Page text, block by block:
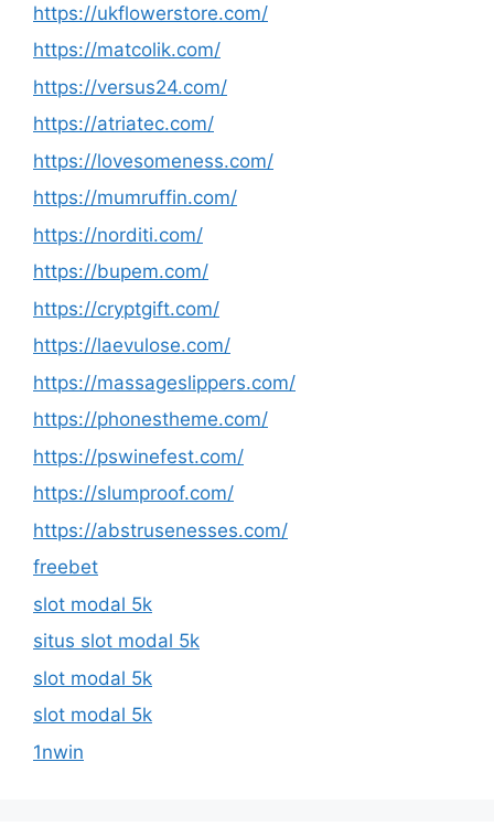
https://ukflowerstore.com/
https://matcolik.com/
https://versus24.com/
https://atriatec.com/
https://lovesomeness.com/
https://mumruffin.com/
https://norditi.com/
https://bupem.com/
https://cryptgift.com/
https://laevulose.com/
https://massageslippers.com/
https://phonestheme.com/
https://pswinefest.com/
https://slumproof.com/
https://abstrusenesses.com/
freebet
slot modal 5k
situs slot modal 5k
slot modal 5k
slot modal 5k
1nwin